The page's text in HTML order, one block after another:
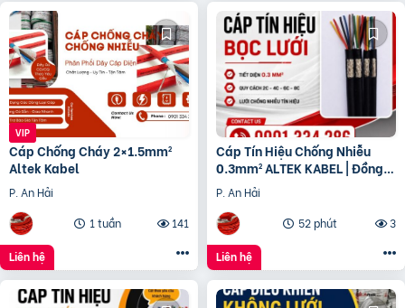
Cáp Chống Cháy 2×1.5mm²
Altek Kabel
P. An Hải
1 tuần
141
Liên hệ
Cáp Tín Hiệu Chống Nhiễu
0.3mm² ALTEK KABEL | Đồng
Nguyên Chất 100%
P. An Hải
52 phút
3
Liên hệ